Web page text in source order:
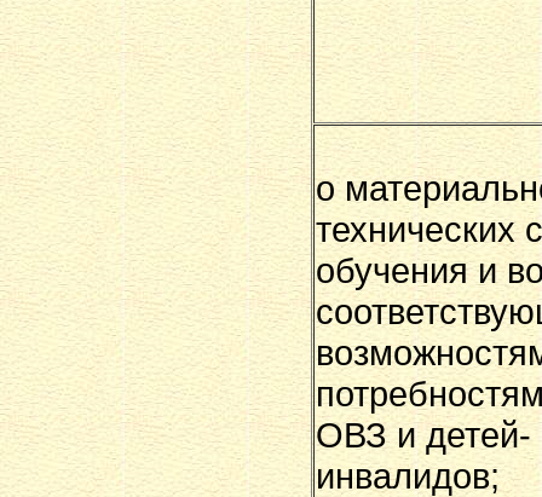
о
технических
обучения и
ОВЗ и детей-
инвалидов;